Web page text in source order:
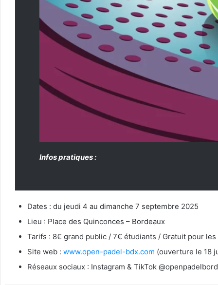
Infos pratiques :
Dates : du jeudi 4 au dimanche 7 septembre 2025
Lieu : Place des Quinconces – Bordeaux
Tarifs : 8€ grand public / 7€ étudiants / Gratuit pour les
Site web : www.open-padel-bdx.com (ouverture le 18
Réseaux sociaux : Instagram & TikTok